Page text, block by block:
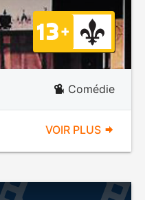
Comédie
VOIR PLUS